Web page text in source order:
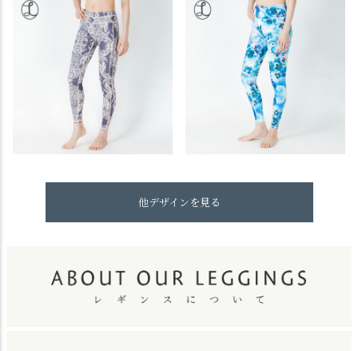
他デザインを見る